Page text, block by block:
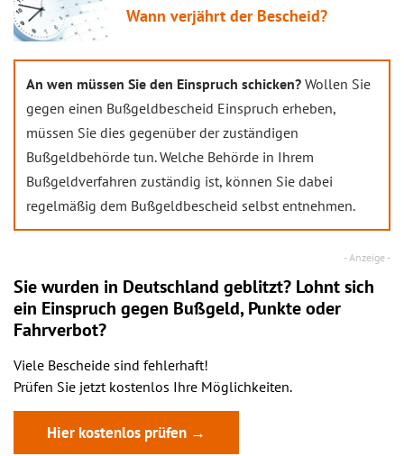
Wann verjährt der Bescheid?
An wen müssen Sie den Einspruch schicken? Wollen Sie
gegen einen Bußgeldbescheid Einspruch erheben,
müssen Sie dies gegenüber der zuständigen
Bußgeldbehörde tun. Welche Behörde in Ihrem
Bußgeldverfahren zuständig ist, können Sie dabei
regelmäßig dem Bußgeldbescheid selbst entnehmen.
Sie wurden in Deutschland geblitzt? Lohnt sich
ein Einspruch gegen Bußgeld, Punkte oder
Fahrverbot?
Viele Bescheide sind fehlerhaft!
Prüfen Sie jetzt kostenlos Ihre Möglichkeiten.
Hier kostenlos prüfen →